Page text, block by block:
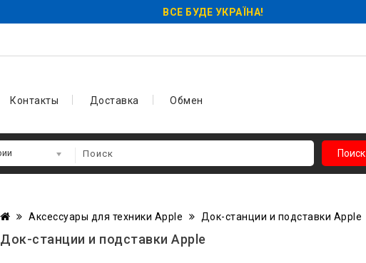
ВСЕ БУДЕ УКРАЇНА!
Контакты Доставка Обмен
Поиск
Аксессуары для техники Apple Док-станции и подставки Apple
Док-станции и подставки Apple